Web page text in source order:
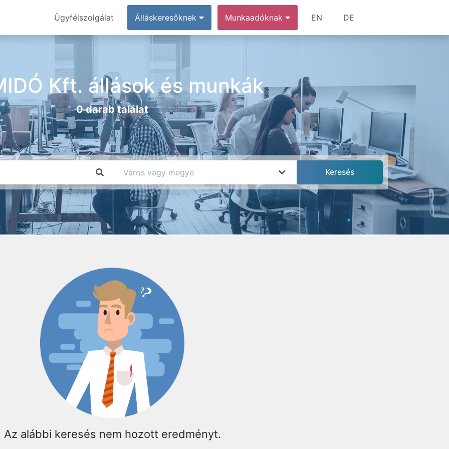
Ügyfélszolgálat Álláskeresőknek Munkaadóknak EN DE
Kft. állások és munkák
0 darab találat
Az alábbi keresés nem hozott eredményt.